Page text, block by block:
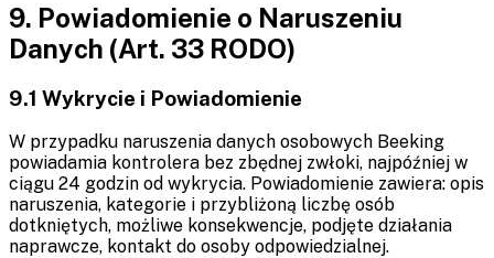
9. Powiadomienie o Naruszeniu
Danych (Art. 33 RODO)
9.1 Wykrycie i Powiadomienie
W przypadku naruszenia danych osobowych Beeking
powiadamia kontrolera bez zbędnej zwłoki, najpóźniej w
ciągu 24 godzin od wykrycia. Powiadomienie zawiera: opis
naruszenia, kategorie i przybliżoną liczbę osób
dotkniętych, możliwe konsekwencje, podjęte działania
naprawcze, kontakt do osoby odpowiedzialnej.